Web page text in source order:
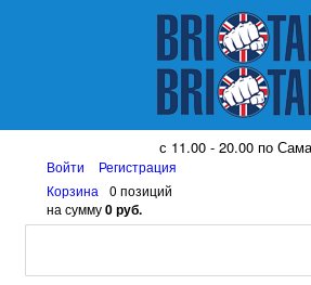
8 (917) 161 08
с 11.00 - 20.00 по
Войти
Регистрация
Корзина
0 позиций
на сумму0 руб.